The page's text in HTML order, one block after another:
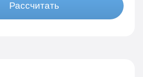
Рассчитать